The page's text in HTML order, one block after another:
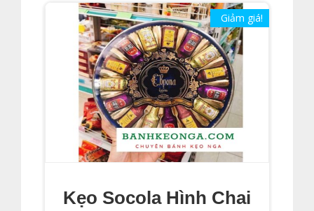
Thêm Vào Giỏ Hàng Giảm giá!
Kẹo Socola Hình Chai